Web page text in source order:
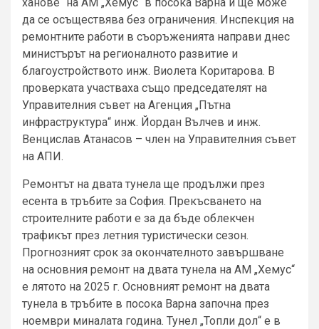
да се осъществява без ограничения. Инспекция на
ремонтните работи в съоръженията направи днес
министърът на регионалното развитие и
благоустройството инж. Виолета Коритарова. В
проверката участваха също председателят на
Управителния съвет на Агенция „Пътна
инфраструктура“ инж. Йордан Вълчев и инж.
Венцислав Атанасов – член на Управителния съвет
на АПИ.
Ремонтът на двата тунела ще продължи през
есента в тръбите за София. Прекъсването на
строителните работи е за да бъде облекчен
трафикът през летния туристически сезон.
Прогнозният срок за окончателното завършване
на основния ремонт на двата тунела на АМ „Хемус“
е лятото на 2025 г. Основният ремонт на двата
тунела в тръбите в посока Варна започна през
ноември миналата година. Тунел „Топли дол“ е в